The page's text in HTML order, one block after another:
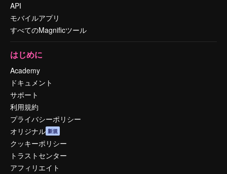
API
モバイルアプリ
すべてのMagnificツール
はじめに
Academy
ドキュメント
サポート
利用規約
プライバシーポリシー
オリジナル 新規
クッキーポリシー
トラストセンター
アフィリエイト